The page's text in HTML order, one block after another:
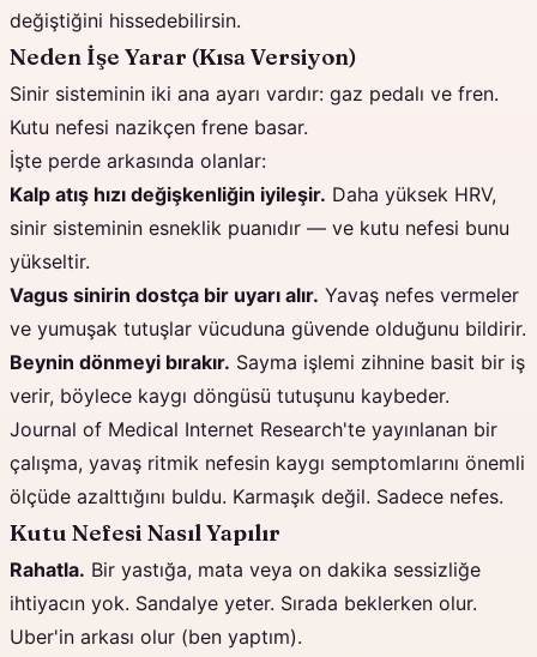
değiştiğini hissedebilirsin.
Neden İşe Yarar (Kısa Versiyon)
Sinir sisteminin iki ana ayarı vardır: gaz pedalı ve fren.
Kutu nefesi nazikçen frene basar.
İşte perde arkasında olanlar:
Kalp atış hızı değişkenliğin iyileşir. Daha yüksek HRV,
sinir sisteminin esneklik puanıdır — ve kutu nefesi bunu
yükseltir.
Vagus sinirin dostça bir uyarı alır. Yavaş nefes vermeler
ve yumuşak tutuşlar vücuduna güvende olduğunu bildirir.
Beynin dönmeyi bırakır. Sayma işlemi zihnine basit bir iş
verir, böylece kaygı döngüsü tutuşunu kaybeder.
Journal of Medical Internet Research'te yayınlanan bir
çalışma, yavaş ritmik nefesin kaygı semptomlarını önemli
ölçüde azalttığını buldu. Karmaşık değil. Sadece nefes.
Kutu Nefesi Nasıl Yapılır
Rahatla. Bir yastığa, mata veya on dakika sessizliğe
ihtiyacın yok. Sandalye yeter. Sırada beklerken olur.
Uber'in arkası olur (ben yaptım).